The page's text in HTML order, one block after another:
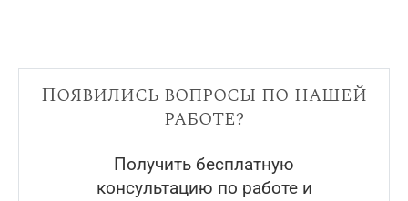
Появились вопросы по нашей
работе?
Получить бесплатную
консультацию по работе и